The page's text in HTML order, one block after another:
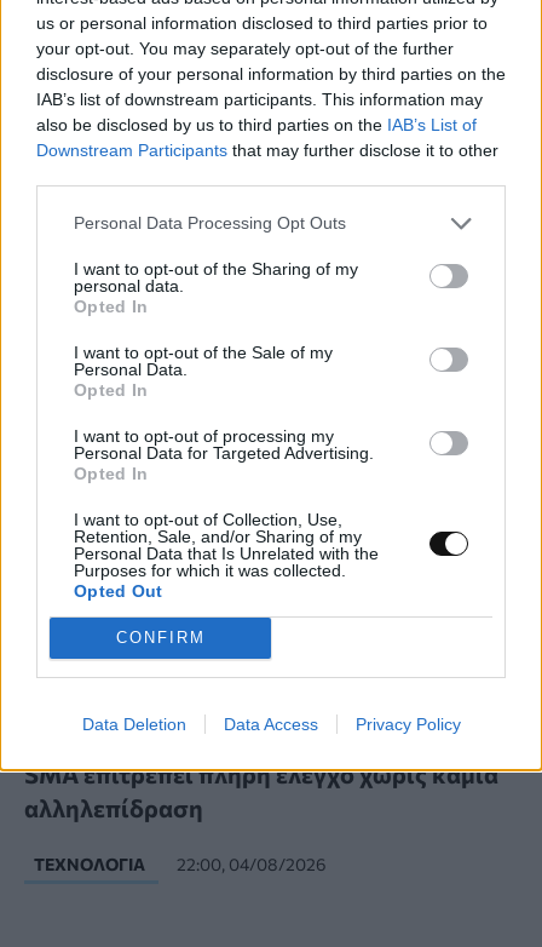
us or personal information disclosed to third parties prior to
your opt-out. You may separately opt-out of the further
disclosure of your personal information by third parties on the
IAB’s list of downstream participants. This information may
also be disclosed by us to third parties on the IAB’s List of
Downstream Participants that may further disclose it to other
Personal Data Processing Opt Outs
I want to opt-out of the Sharing of my
personal data.
Opted In
I want to opt-out of the Sale of my
Personal Data.
Opted In
I want to opt-out of processing my
Personal Data for Targeted Advertising.
Opted In
I want to opt-out of Collection, Use,
Retention, Sale, and/or Sharing of my
Personal Data that Is Unrelated with the
Purposes for which it was collected.
Opted Out
CONFIRM
Data Deletion Data Access Privacy Policy
Νέα μέθοδος κβαντικής κρυπτογράφησης
εμποδίζει την αντιγραφή
κρυπτογραφημένων δεδομένων
ΤΕΧΝΟΛΟΓΊΑ
Η κρίσιμη ευπάθεια σε συσκευές SonicWall
SMA επιτρέπει πλήρη έλεγχο χωρίς καμία
αλληλεπίδραση
ΤΕΧΝΟΛΟΓΊΑ 22:00, 04/08/2026